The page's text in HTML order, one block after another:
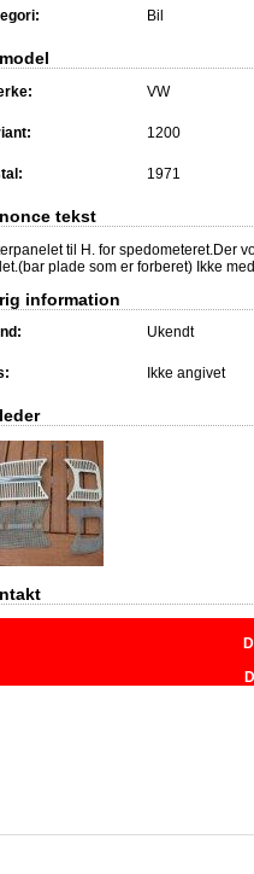
Bil
VW
1200
1971
tekst
til H. for spedometeret.Der
plade som er forberet) Ikke
information
Ukendt
Ikke angivet